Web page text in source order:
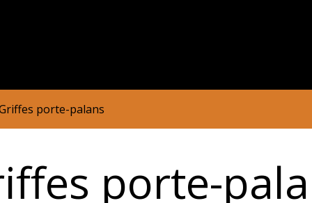
porte-palans
porte-